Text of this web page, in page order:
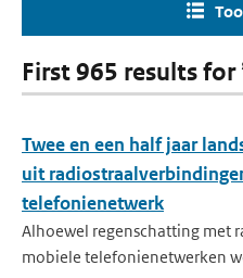
First 965 results for
Twee en een half jaar
uit
telefonienetwerk
Alhoewel regenschatting met
mobiele telefonienetwerken